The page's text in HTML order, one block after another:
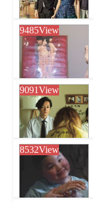
9485View
9091View
8532View